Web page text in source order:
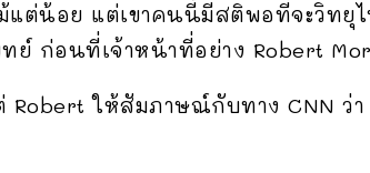
ต่น้อย แต่เขาคนนี้มีสติพอที่จะวิทยุ
ก่อนที่เจ้าหน้าที่อย่าง Robert
ให้สัมภาษณ์กับทาง CNN ว่